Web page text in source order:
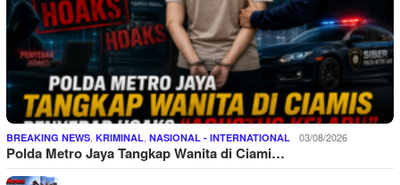
BREAKING NEWS, KRIMINAL, NASIONAL - INTERNATIONAL 03/08/2026
Polda Metro Jaya Tangkap Wanita di Ciami…